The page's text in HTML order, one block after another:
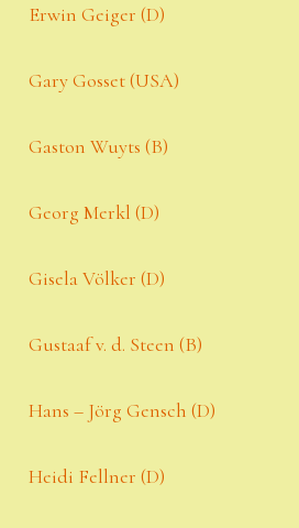
Erwin Geiger (D)
Gary Gosset (USA)
Gaston Wuyts (B)
Georg Merkl (D)
Gisela Völker (D)
Gustaaf v. d. Steen (B)
Hans – Jörg Gensch (D)
Heidi Fellner (D)